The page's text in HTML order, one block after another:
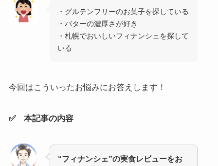
・グルテンフリーのお菓子を探している
・バターの濃厚さが好き
・札幌でおいしいフィナンシェを探して
いる
今回はこういったお悩みにお答えします！
✅ 本記事の内容
“フィナンシェ”の実食レビューをお